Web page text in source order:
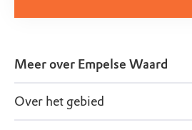
Meer over Empelse Waard
Over het gebied